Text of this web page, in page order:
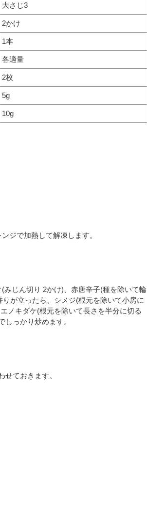
大さじ3
2かけ
1本
各適量
2枚
5g
10g
ジで加熱して解凍します。
じん切り 2かけ)、赤唐辛子(種を除いて輪
が立ったら、シメジ(根元を除いて小房に
ノキダケ(根元を除いて長さを半分に切る
しっかり炒めます。
せておきます。